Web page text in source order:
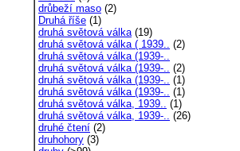
drůbeží maso (2)
Druhá říše (1)
druhá světová válka(19)
druhá světová válka ( 1939.. (2)
druhá světová válka (1939-..
druhá světová válka (1939-.. (2)
druhá světová válka (1939-.. (1)
druhá světová válka (1939-.. (1)
druhá světová válka, 1939.. (1)
druhá světová válka, 1939-.. (26)
druhé čtení (2)
druhohory (3)